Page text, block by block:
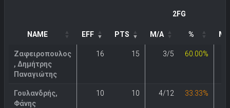
2FG
NAME EFF PTS M/A % M/
Ζαφειροπουλος
, Δημήτρης
Παναγιώτης
16 15 3/5 60.00%
Γουλανδρής,
Φάνης
10 10 4/12 33.33%